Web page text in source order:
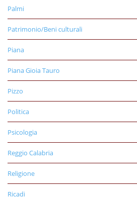
Palmi
Patrimonio/Beni culturali
Piana
Piana Gioia Tauro
Pizzo
Politica
Psicologia
Reggio Calabria
Religione
Ricadi